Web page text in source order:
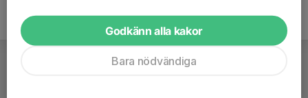
Godkänn alla kakor
Bara nödvändiga